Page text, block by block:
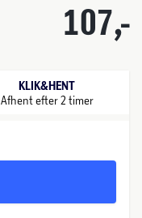
107,-
KLIK&HENT
Afhent efter 2 timer